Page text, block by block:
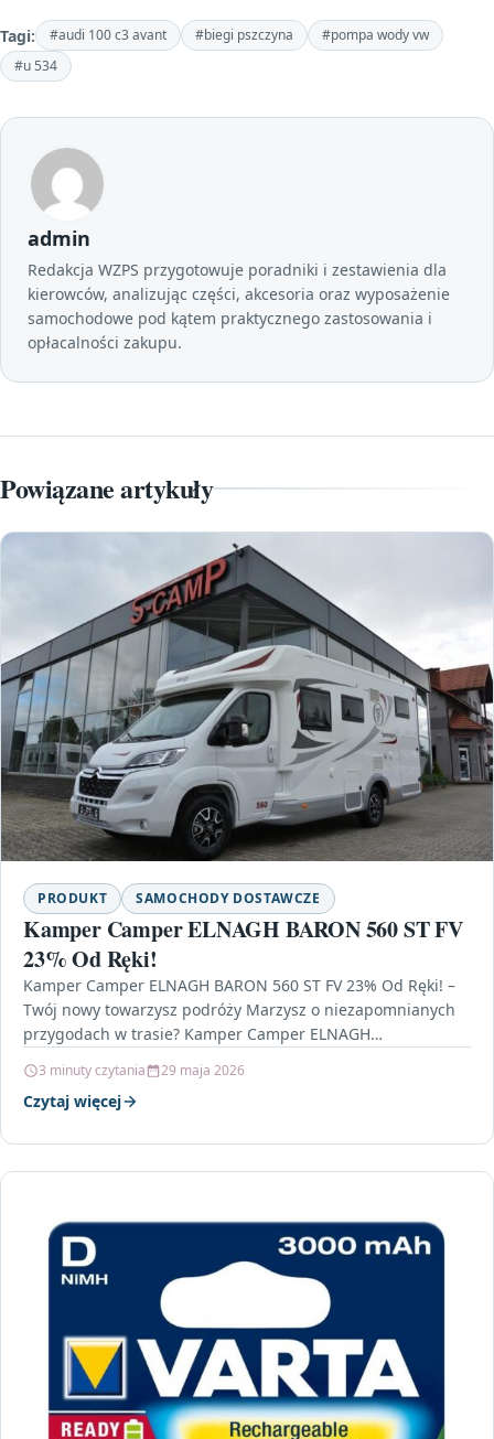
Tagi: #audi 100 c3 avant #biegi pszczyna
#pompa wody vw
#u 534
admin
Redakcja WZPS przygotowuje poradniki i zestawienia dla
kierowców, analizując części, akcesoria oraz wyposażenie
samochodowe pod kątem praktycznego zastosowania i
opłacalności zakupu.
Powiązane artykuły
PRODUKT SAMOCHODY DOSTAWCZE
Kamper Camper ELNAGH BARON 560 ST FV
23% Od Ręki!
Kamper Camper ELNAGH BARON 560 ST FV 23% Od Ręki! –
Twój nowy towarzysz podróży Marzysz o niezapomnianych
przygodach w trasie? Kamper Camper ELNAGH…
3 minuty czytania 29 maja 2026
Czytaj więcej